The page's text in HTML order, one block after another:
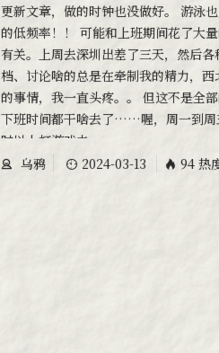
更新文章，做的时钟也没做好。 游泳
的低频率！！ 可能和上班期间花了大
有关。上周去深圳出差了三天，然后
档、讨论啥的总是在牵制我的精力，
的事情，我一直头疼。。 但这不是全
下班时间都干啥去了……喔，周一到周
时以上打游戏去
乌鸦
2024-03-13 94 热